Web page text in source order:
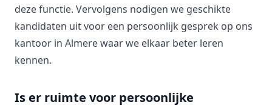
deze functie. Vervolgens nodigen we geschikte
kandidaten uit voor een persoonlijk gesprek op ons
kantoor in Almere waar we elkaar beter leren
kennen.
Is er ruimte voor persoonlijke